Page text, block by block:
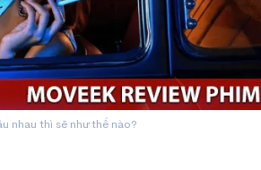
nhau thì sẽ như thế nào?